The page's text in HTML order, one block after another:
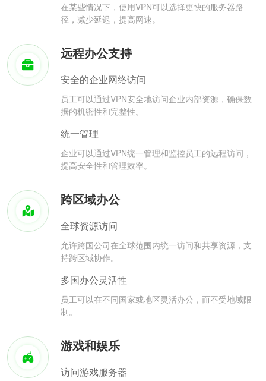
在某些情况下，使用VPN可以选择更快的服务器路
径，减少延迟，提高网速。
远程办公支持
安全的企业网络访问
员工可以通过VPN安全地访问企业内部资源，确保数
据的机密性和完整性。
统一管理
企业可以通过VPN统一管理和监控员工的远程访问，
提高安全性和管理效率。
跨区域办公
全球资源访问
允许跨国公司在全球范围内统一访问和共享资源，支
持跨区域协作。
多国办公灵活性
员工可以在不同国家或地区灵活办公，而不受地域限
制。
游戏和娱乐
访问游戏服务器